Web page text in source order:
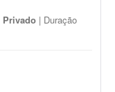
Privado | Duração